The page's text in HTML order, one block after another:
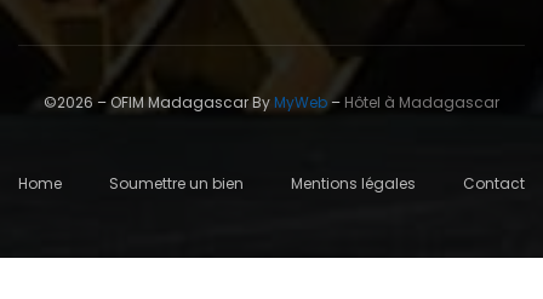
©2026 – OFIM Madagascar By MyWeb– Hôtel à Madagascar
Home Soumettre un bien Mentions légales Contact